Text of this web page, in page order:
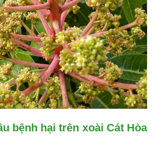
bệnh hại trên xoài Cát Hòa